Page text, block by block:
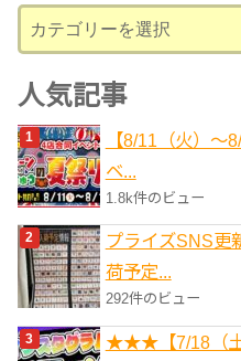
テ
ゴ
リ
ー
人気記事
【8/11（火）～
ベ...
1.8k件のビュー
プライズSNS更
荷予定...
292件のビュー
★★★【7/18（土